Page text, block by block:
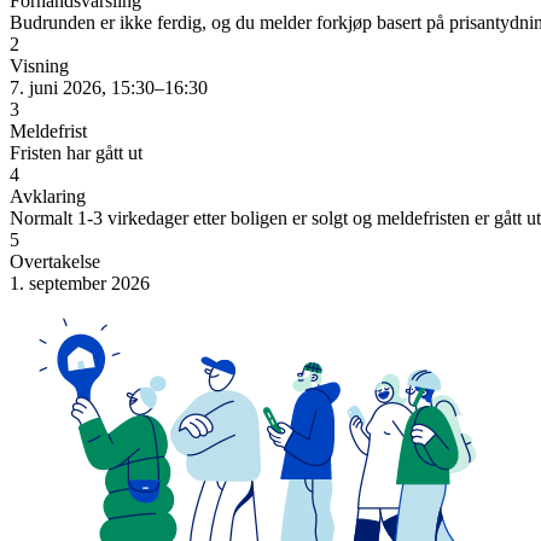
Budrunden er ikke ferdig, og du melder forkjøp basert på
2
Visning
7. juni 2026, 15:30–16:30
3
Meldefrist
Fristen har gått ut
4
Avklaring
Normalt 1-3 virkedager etter boligen er solgt og meldefristen er gått ut
5
Overtakelse
1. september 2026